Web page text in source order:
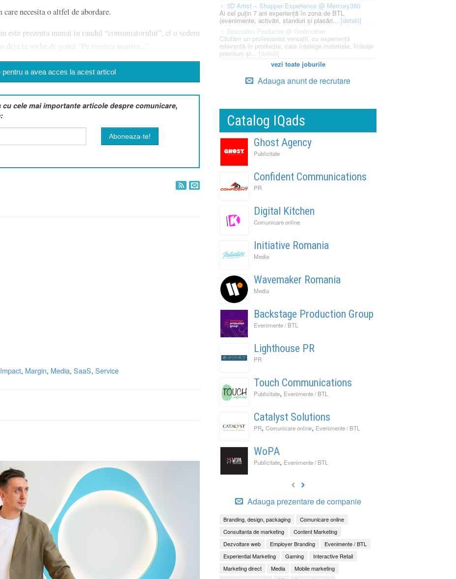
necesita o altfel de abordare.
este prezenta numai in randul “consumatorului”, ci o vedem
la vorbe de genul “Pe vremea noastra...”.
pentru a avea acces la acest articol
cu cele mai importante articole despre comunicare,
Impact, Margin, Media, SaaS, Service
3D Artist – Shopper Experience @ Mercury360
Ai cel puțin 7 ani experiență în zona de BTL
(evenimente, activări, standuri și plasări... [detalii]
Specialist Productie @ Godmother
Căutăm un profesionist versatil, cu experiență
relevantă în producție, care înțelege materiale, finisaje
premium și... [detalii]
vezi toate joburile
Adauga anunt de recrutare
Catalog IQads
Ghost Agency
Publicitate
Confident Communications
PR
Digital Kitchen
Comunicare online
Initiative Romania
Media
Wavemaker Romania
Media
Backstage Production Group
Evenimente / BTL
Lighthouse PR
PR
Touch Communications
Publicitate, Evenimente / BTL
Catalyst Solutions
PR, Comunicare online, Evenimente / BTL
WoPA
Publicitate, Evenimente / BTL
Adauga prezentare de companie
Branding, design, packaging
Comunicare online
Consultanta de marketing
Content Marketing
Dezvoltare web
Employer Branding
Evenimente / BTL
Experiential Marketing
Gaming
Interactive Retail
Marketing direct
Media
Mobile marketing